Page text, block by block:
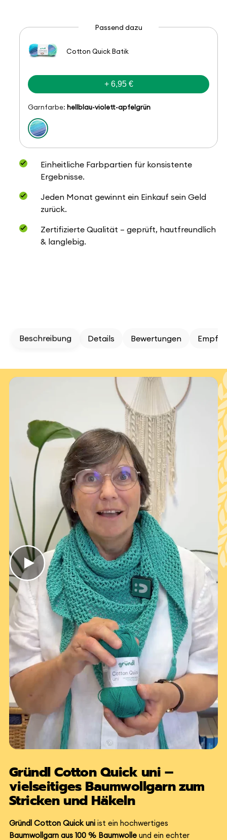
Passend dazu
Cotton Quick Batik
+ 6,95 €
Garnfarbe: hellblau-violett-apfelgrün
Einheitliche Farbpartien für konsistente
Ergebnisse.
Jeden Monat gewinnt ein Einkauf sein Geld
zurück.
Zertifizierte Qualität – geprüft, hautfreundlich
& langlebig.
Beschreibung Details Bewertungen
Gründl Cotton Quick uni –
vielseitiges Baumwollgarn zum
Stricken und Häkeln
Gründl Cotton Quick uni ist ein hochwertiges
Baumwollgarn aus 100 % Baumwolle und ein echter